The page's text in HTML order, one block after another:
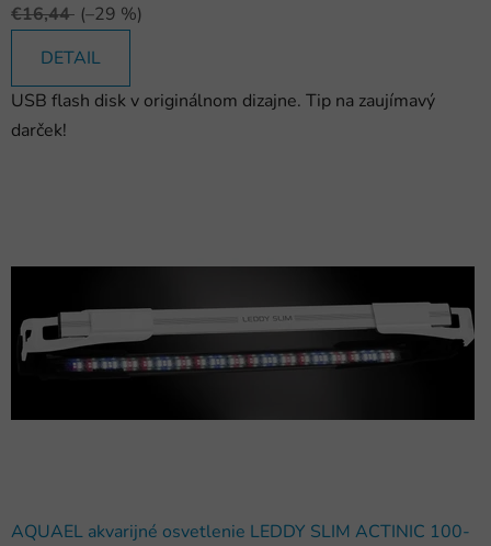
€16,44 (–29 %)
DETAIL
USB flash disk v originálnom dizajne. Tip na zaujímavý
darček!
AQUAEL akvarijné osvetlenie LEDDY SLIM ACTINIC 100-